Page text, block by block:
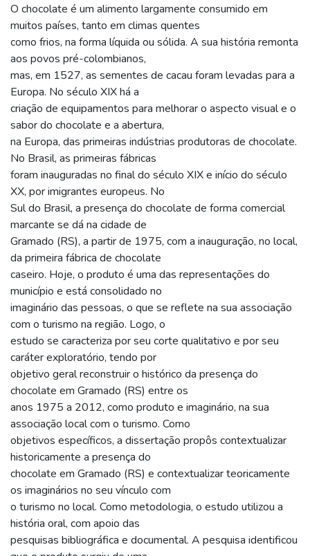
O chocolate é um alimento largamente consumido em
muitos países, tanto em climas quentes
como frios, na forma líquida ou sólida. A sua história remonta
aos povos pré-colombianos,
mas, em 1527, as sementes de cacau foram levadas para a
Europa. No século XIX há a
criação de equipamentos para melhorar o aspecto visual e o
sabor do chocolate e a abertura,
na Europa, das primeiras indústrias produtoras de chocolate.
No Brasil, as primeiras fábricas
foram inauguradas no final do século XIX e início do século
XX, por imigrantes europeus. No
Sul do Brasil, a presença do chocolate de forma comercial
marcante se dá na cidade de
Gramado (RS), a partir de 1975, com a inauguração, no local,
da primeira fábrica de chocolate
caseiro. Hoje, o produto é uma das representações do
município e está consolidado no
imaginário das pessoas, o que se reflete na sua associação
com o turismo na região. Logo, o
estudo se caracteriza por seu corte qualitativo e por seu
caráter exploratório, tendo por
objetivo geral reconstruir o histórico da presença do
chocolate em Gramado (RS) entre os
anos 1975 a 2012, como produto e imaginário, na sua
associação local com o turismo. Como
objetivos específicos, a dissertação propôs contextualizar
historicamente a presença do
chocolate em Gramado (RS) e contextualizar teoricamente
os imaginários no seu vínculo com
o turismo no local. Como metodologia, o estudo utilizou a
história oral, com apoio das
pesquisas bibliográfica e documental. A pesquisa identificou